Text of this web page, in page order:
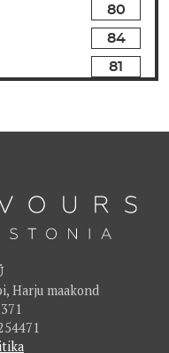
80
84
81
80
91
Harju maakond